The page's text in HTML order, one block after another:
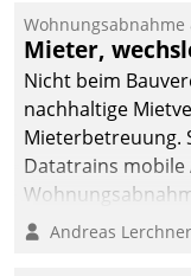
Ressort
künftige
gerüstet.
Wohnungsabnahme
Mieter,
Nicht beim
nachhaltige
Mieterbetreuung.
Datatrains
Mieter
Andreas Lerchner